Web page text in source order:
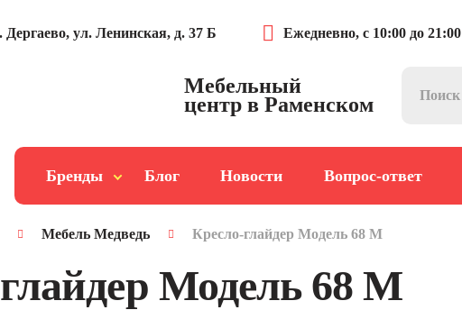
ул. Ленинская, д. 37 Б Ежедневно, с 10:00 до 21:00
Мебельный
центр в Раменском
Бренды Блог Новости Вопрос-ответ
Мебель Медведь Кресло-глайдер Модель 68 М
Модель 68 М